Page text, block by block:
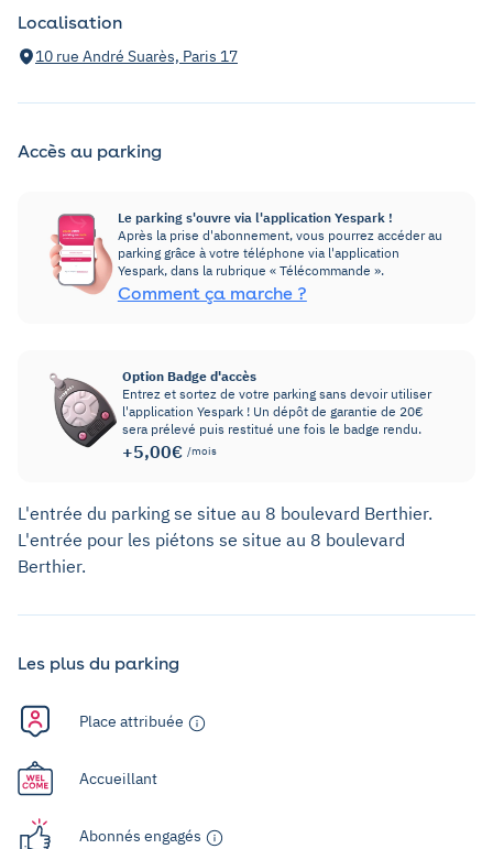
Localisation
10 rue André Suarès, Paris 17
Accès au parking
Le parking s'ouvre via l'application Yespark !
Après la prise d'abonnement, vous pourrez accéder au
parking grâce à votre téléphone via l'application
Yespark, dans la rubrique « Télécommande ».
Comment ça marche ?
Option Badge d'accès
Entrez et sortez de votre parking sans devoir utiliser
l'application Yespark ! Un dépôt de garantie de 20€
sera prélevé puis restitué une fois le badge rendu.
+5,00€ /mois
L'entrée du parking se situe au 8 boulevard Berthier.
L'entrée pour les piétons se situe au 8 boulevard
Berthier.
Les plus du parking
Place attribuée
Accueillant
Abonnés engagés